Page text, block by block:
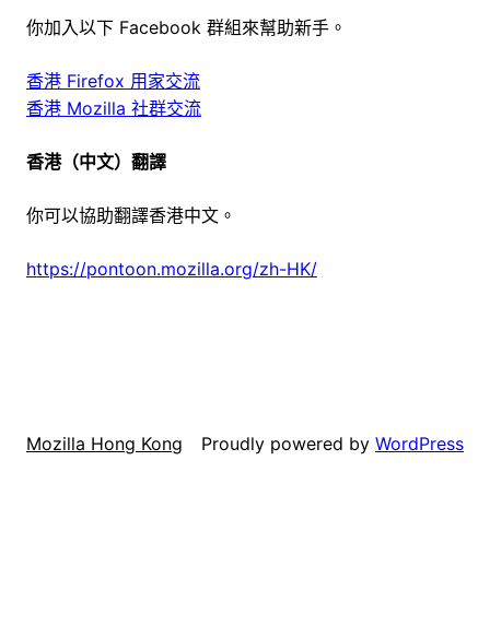
你加入以下 Facebook 群組來幫助新手。
香港 Firefox 用家交流
香港 Mozilla 社群交流
香港（中文）翻譯
你可以協助翻譯香港中文。
https://pontoon.mozilla.org/zh-HK/
Mozilla Hong Kong Proudly powered by WordPress